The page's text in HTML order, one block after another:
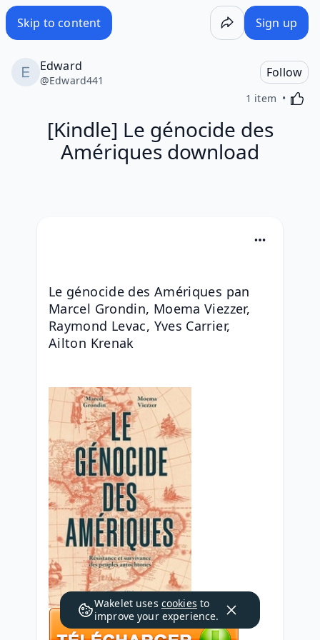
Skip to content Sign up
Edward
@Edward441
Follow
1 item
[Kindle] Le génocide des
Amériques download
Le génocide des Amériques pan
Marcel Grondin, Moema Viezzer,
Raymond Levac, Yves Carrier,
Ailton Krenak
Wakelet uses cookies to
improve your experience.